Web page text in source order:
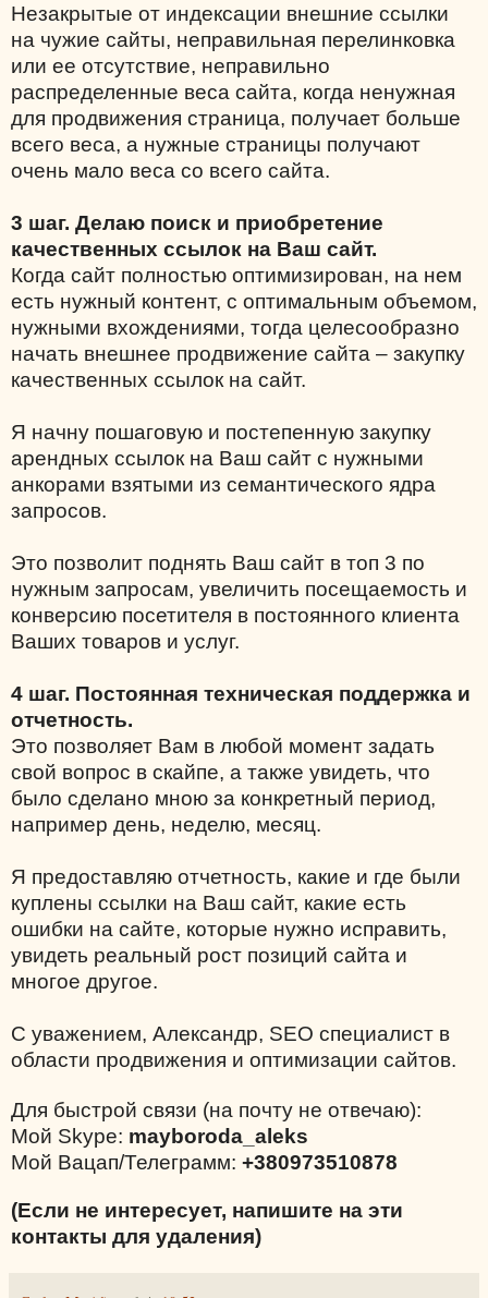
Незакрытые от индексации внешние ссылки
на чужие сайты, неправильная перелинковка
или ее отсутствие, неправильно
распределенные веса сайта, когда ненужная
для продвижения страница, получает больше
всего веса, а нужные страницы получают
очень мало веса со всего сайта.
3 шаг. Делаю поиск и приобретение
качественных ссылок на Ваш сайт.
Когда сайт полностью оптимизирован, на нем
есть нужный контент, с оптимальным объемом,
нужными вхождениями, тогда целесообразно
начать внешнее продвижение сайта – закупку
качественных ссылок на сайт.
Я начну пошаговую и постепенную закупку
арендных ссылок на Ваш сайт с нужными
анкорами взятыми из семантического ядра
запросов.
Это позволит поднять Ваш сайт в топ 3 по
нужным запросам, увеличить посещаемость и
конверсию посетителя в постоянного клиента
Ваших товаров и услуг.
4 шаг. Постоянная техническая поддержка и
отчетность.
Это позволяет Вам в любой момент задать
свой вопрос в скайпе, а также увидеть, что
было сделано мною за конкретный период,
например день, неделю, месяц.
Я предоставляю отчетность, какие и где были
куплены ссылки на Ваш сайт, какие есть
ошибки на сайте, которые нужно исправить,
увидеть реальный рост позиций сайта и
многое другое.
С уважением, Александр, SEO специалист в
области продвижения и оптимизации сайтов.
Для быстрой связи (на почту не отвечаю):
Мой Skype: mayboroda_aleks
Мой Вацап/Телеграмм: +380973510878
(Если не интересует, напишите на эти
контакты для удаления)